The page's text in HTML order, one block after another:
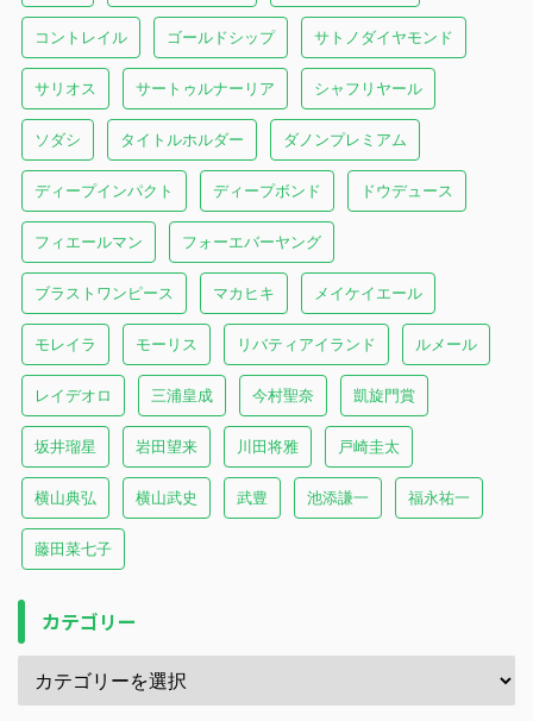
コントレイル ゴールドシップ サトノダイヤモンド
サリオス サートゥルナーリア シャフリヤール
ソダシ タイトルホルダー ダノンプレミアム
ディープインパクト ディープボンド ドウデュース
フィエールマン フォーエバーヤング
ブラストワンピース マカヒキ メイケイエール
モレイラ モーリス リバティアイランド ルメール
レイデオロ 三浦皇成 今村聖奈 凱旋門賞
坂井瑠星 岩田望来 川田将雅 戸崎圭太
横山典弘 横山武史 武豊 池添謙一 福永祐一
藤田菜七子
カテゴリー